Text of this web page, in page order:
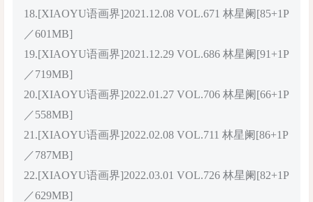
18.[XIAOYU语画界]2021.12.08 VOL.671 林星阑[85+1P
／601MB]
19.[XIAOYU语画界]2021.12.29 VOL.686 林星阑[91+1P
／719MB]
20.[XIAOYU语画界]2022.01.27 VOL.706 林星阑[66+1P
／558MB]
21.[XIAOYU语画界]2022.02.08 VOL.711 林星阑[86+1P
／787MB]
22.[XIAOYU语画界]2022.03.01 VOL.726 林星阑[82+1P
／629MB]